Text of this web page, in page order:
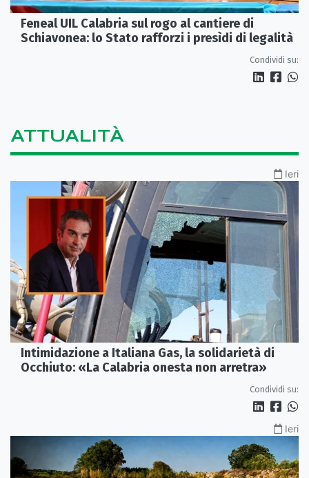
Feneal UIL Calabria sul rogo al cantiere di
Schiavonea: lo Stato rafforzi i presìdi di legalità
Condividi su:
ATTUALITÀ
Ieri
Intimidazione a Italiana Gas, la solidarietà di
Occhiuto: «La Calabria onesta non arretra»
Condividi su:
Ieri